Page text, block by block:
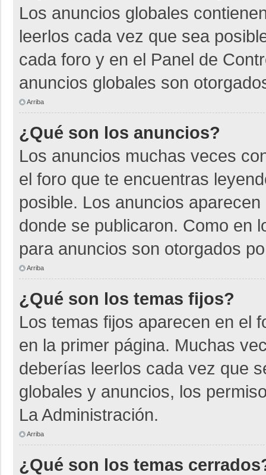
Los anuncios globales
leerlos cada vez que sea
cada foro y en el Panel de
anuncios globales son
Arriba
¿Qué son los anuncios?
Los anuncios muchas veces
el foro que te encuentras
posible. Los anuncios
donde se publicaron. Como en
para anuncios son otorgados
Arriba
¿Qué son los temas fijos?
Los temas fijos aparecen en el
en la primer página. Muchas
deberías leerlos cada vez que
globales y anuncios, los
La Administración.
Arriba
¿Qué son los temas